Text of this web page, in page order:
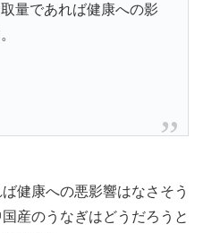
量であれば健康への影
健康への悪影響はなさそう
産のうなぎはどうだろうと